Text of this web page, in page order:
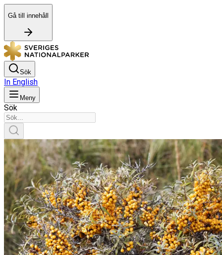
Gå till innehåll
Sök
In English
Meny
Sök